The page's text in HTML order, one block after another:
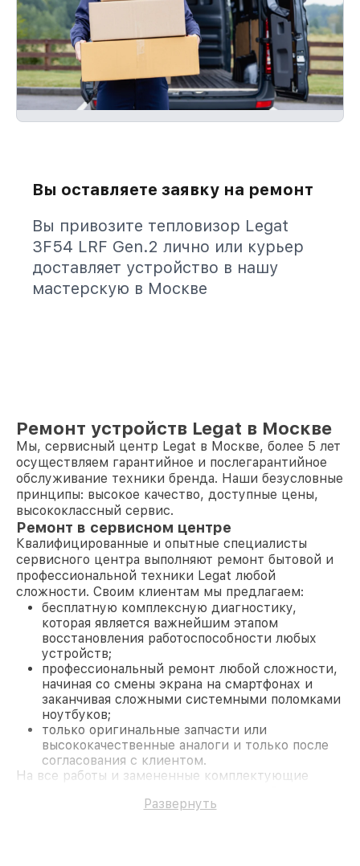
Вы оставляете заявку на ремонт
Вы привозите тепловизор Legat
3F54 LRF Gen.2 лично или курьер
доставляет устройство в нашу
мастерскую в Москве
Ремонт устройств Legat в Москве
Мы, сервисный центр Legat в Москве, более 5 лет
осуществляем гарантийное и послегарантийное
обслуживание техники бренда. Наши безусловные
принципы: высокое качество, доступные цены,
высококлассный сервис.
Ремонт в сервисном центре
Квалифицированные и опытные специалисты
сервисного центра выполняют ремонт бытовой и
профессиональной техники Legat любой
сложности. Своим клиентам мы предлагаем:
бесплатную комплексную диагностику,
которая является важнейшим этапом
восстановления работоспособности любых
устройств;
профессиональный ремонт любой сложности,
начиная со смены экрана на смартфонах и
заканчивая сложными системными поломками
ноутбуков;
только оригинальные запчасти или
высококачественные аналоги и только после
согласования с клиентом.
На все работы и замененные комплектующие
поломки по условиям гарантии, мы бесплатно
Развернуть